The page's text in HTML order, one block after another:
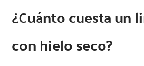
¿Cuánto cuesta un
con hielo seco?